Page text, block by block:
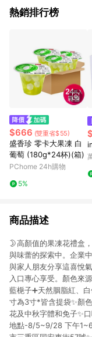
熱銷排行榜
$666 (雙重省$55)
盛香珍 零卡大果凍 白
葡萄 (180g*24杯)(箱)
PChome 24h購物
5%
商品描述
🌛高顏值的果凍花禮盒
與味蕾的探索中。企業
與家人朋友分享這喜悅
入口專心享受。顏色來
藍梔子➕天然胭脂紅、
寸為3寸*皆含提袋✨顏
花及中秋字體和免子✨
地點-8/5~9/28 下午